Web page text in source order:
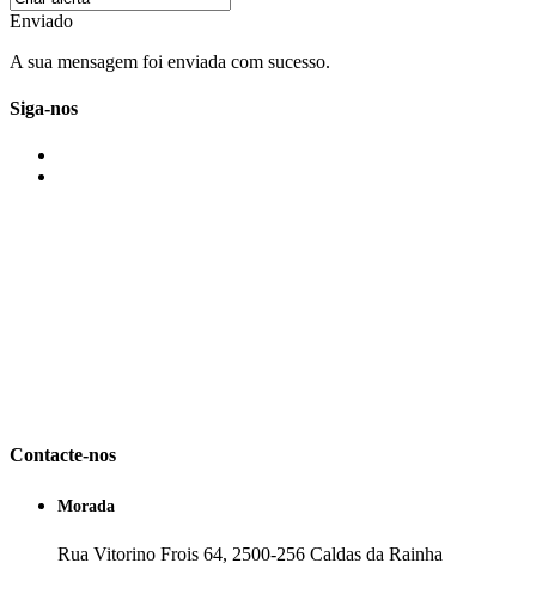
Enviado
A sua mensagem foi enviada com sucesso.
Siga-nos
Contacte-nos
Morada
Rua Vitorino Frois 64, 2500-256 Caldas da Rainha